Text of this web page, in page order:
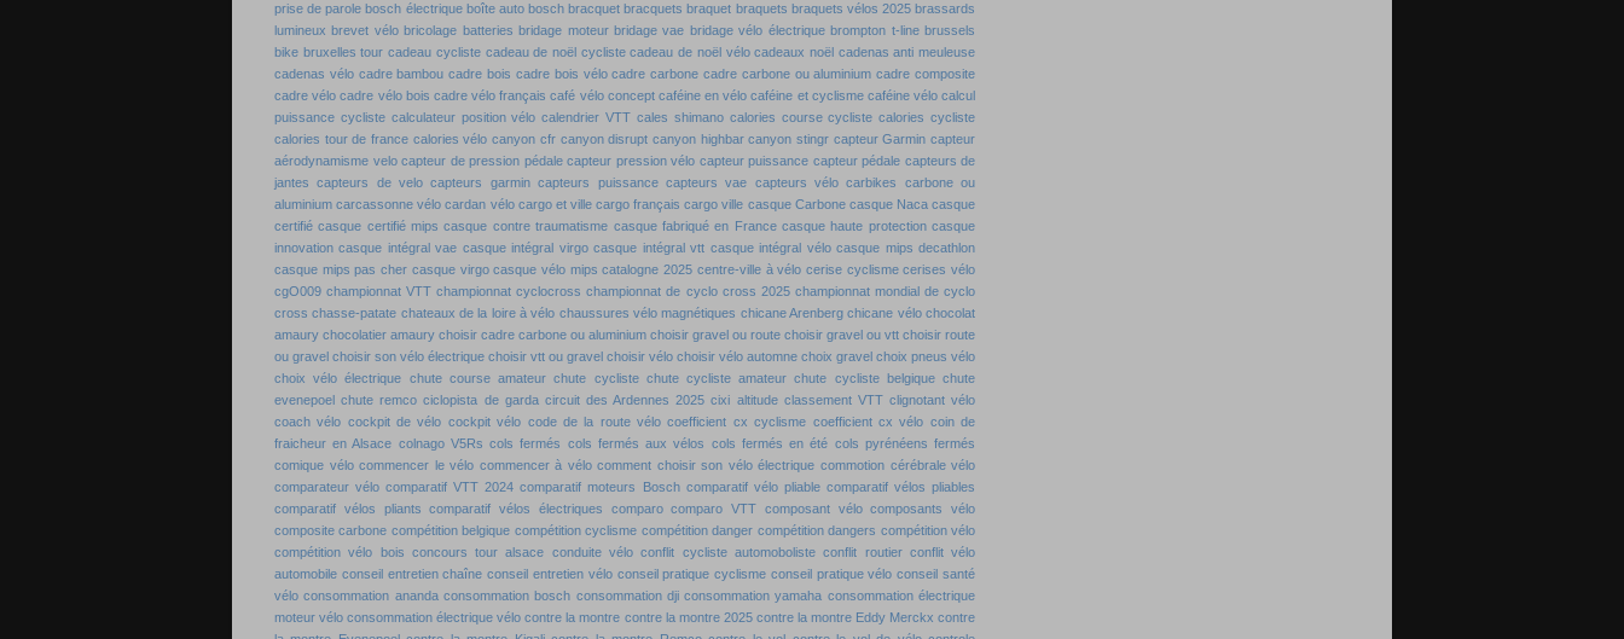
prise de parole bosch électrique boîte auto bosch bracquet bracquets braquet braquets braquets vélos 2025 brassards
lumineux brevet vélo bricolage batteries bridage moteur bridage vae bridage vélo électrique brompton t-line brussels
bike bruxelles tour cadeau cycliste cadeau de noël cycliste cadeau de noël vélo cadeaux noël cadenas anti meuleuse
cadenas vélo cadre bambou cadre bois cadre bois vélo cadre carbone cadre carbone ou aluminium cadre composite
cadre vélo cadre vélo bois cadre vélo français café vélo concept caféine en vélo caféine et cyclisme caféine vélo calcul
puissance cycliste calculateur position vélo calendrier VTT cales shimano calories course cycliste calories cycliste
calories tour de france calories vélo canyon cfr canyon disrupt canyon highbar canyon stingr capteur Garmin capteur
aérodynamisme velo capteur de pression pédale capteur pression vélo capteur puissance capteur pédale capteurs de
jantes
capteurs de velo capteurs garmin capteurs puissance capteurs vae capteurs vélo carbikes
carbone ou
aluminium carcassonne vélo cardan vélo cargo et ville cargo français cargo ville casque Carbone casque Naca casque
certifié casque certifié mips casque contre traumatisme casque fabriqué en France casque haute protection casque
innovation casque intégral vae casque intégral virgo casque intégral vtt casque intégral vélo casque mips decathlon
casque mips pas cher casque virgo casque vélo mips catalogne 2025 centre-ville à vélo cerise cyclisme cerises vélo
cgO009 championnat VTT championnat cyclocross championnat de cyclo cross 2025 championnat mondial de cyclo
cross chasse-patate chateaux de la loire à vélo chaussures vélo magnétiques chicane Arenberg chicane vélo chocolat
amaury chocolatier amaury choisir cadre carbone ou aluminium choisir gravel ou route choisir gravel ou vtt choisir route
ou gravel choisir son vélo électrique choisir vtt ou gravel choisir vélo choisir vélo automne choix gravel choix pneus vélo
choix vélo électrique chute course amateur chute cycliste chute cycliste amateur chute cycliste belgique chute
evenepoel chute remco ciclopista de garda circuit des Ardennes 2025 cixi altitude classement VTT clignotant vélo
coach vélo cockpit de vélo cockpit vélo code de la route vélo coefficient cx cyclisme coefficient cx vélo coin de
fraicheur en Alsace colnago V5Rs cols fermés cols fermés aux vélos cols fermés en été cols pyrénéens fermés
comique vélo commencer le vélo commencer à vélo comment choisir son vélo électrique commotion cérébrale vélo
comparateur vélo comparatif VTT 2024 comparatif moteurs Bosch comparatif vélo pliable comparatif vélos pliables
comparatif vélos pliants
comparatif vélos électriques comparo comparo VTT composant vélo composants vélo
composite carbone compétition belgique compétition cyclisme compétition danger compétition dangers compétition vélo
compétition vélo bois concours tour alsace conduite vélo conflit cycliste automoboliste conflit routier conflit vélo
automobile conseil entretien chaîne conseil entretien vélo conseil pratique cyclisme conseil pratique vélo conseil santé
vélo consommation ananda consommation bosch consommation dji consommation yamaha consommation électrique
moteur vélo consommation électrique vélo contre la montre contre la montre 2025 contre la montre Eddy Merckx contre